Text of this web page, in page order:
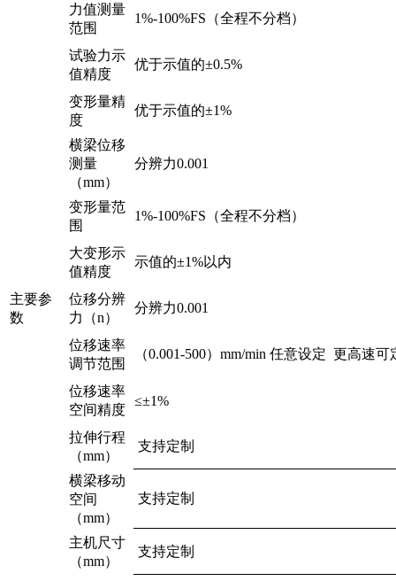
主要参
数
力值测量
范围
1%-100%FS（全程不分档）
试验力示
值精度
优于示值的±0.5%
变形量精
度
优于示值的±1%
横梁位移
测量
（mm）
分辨力0.001
变形量范
围
1%-100%FS（全程不分档）
大变形示
值精度
示值的±1%以内
位移分辨
力（n）
分辨力0.001
位移速率
调节范围
（0.001-500）mm/min 任意设定 更高速可
位移速率
空间精度
≤±1%
拉伸行程
（mm）
支持定制
横梁移动
空间
（mm）
支持定制
主机尺寸
（mm）
支持定制